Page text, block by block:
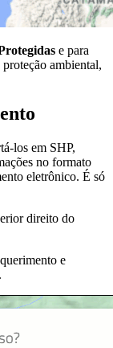
e para
ambiental,
los em SHP,
no formato
eletrônico. É só
direito do
e